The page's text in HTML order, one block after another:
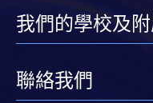
我們的學校及
聯絡我們